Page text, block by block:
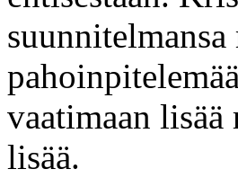
vaatimaan lisää
lisää.